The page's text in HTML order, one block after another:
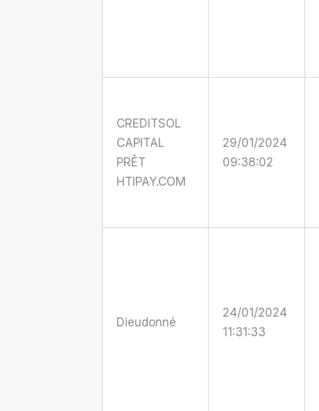
CREDITSOL
CAPITAL
PRÊT
HTIPAY.COM
29/01/2024
09:38:02
Dieudonné
24/01/2024
11:31:33